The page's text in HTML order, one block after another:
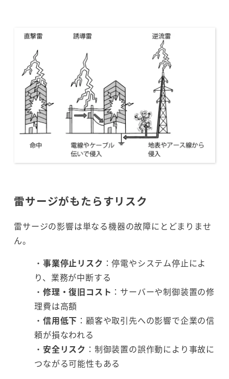
雷サージがもたらすリスク
雷サージの影響は単なる機器の故障にとどまりませ
ん。
・ 事業停止リスク ：停電やシステム停止によ
り、業務が中断する
・ 修理・復旧コスト ：サーバーや制御装置の修
理費は高額
・ 信用低下 ：顧客や取引先への影響で企業の信
頼が損なわれる
・ 安全リスク ：制御装置の誤作動により事故に
つながる可能性もある